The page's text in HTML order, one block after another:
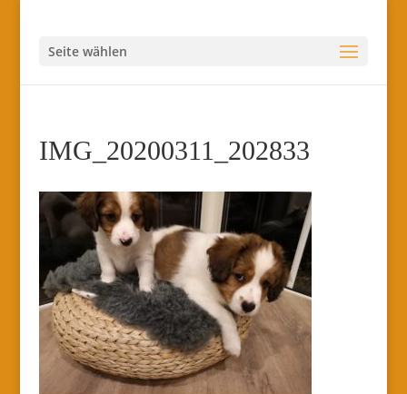
Seite wählen
IMG_20200311_202833